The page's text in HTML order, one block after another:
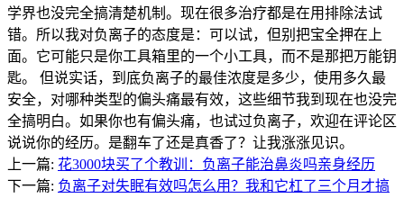
学界也没完全搞清楚机制。现在很多治疗都是在用排除法试
错。所以我对负离子的态度是：可以试，但别把宝全押在上
面。它可能只是你工具箱里的一个小工具，而不是那把万能钥
匙。 但说实话，到底负离子的最佳浓度是多少，使用多久最
安全，对哪种类型的偏头痛最有效，这些细节我到现在也没完
全搞明白。如果你也有偏头痛，也试过负离子，欢迎在评论区
说说你的经历。是翻车了还是真香了？让我涨涨见识。
上一篇: 花3000块买了个教训：负离子能治鼻炎吗亲身经历
下一篇: 负离子对失眠有效吗怎么用？我和它杠了三个月才搞